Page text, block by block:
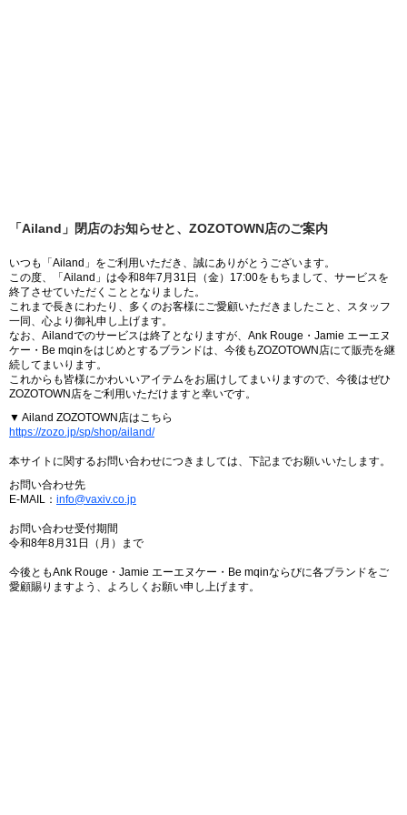
「Ailand」閉店のお知らせと、ZOZOTOWN店のご案内
いつも「Ailand」をご利用いただき、誠にありがとうございます。
この度、「Ailand」は令和8年7月31日（金）17:00をもちまして、サービスを
終了させていただくこととなりました。
これまで長きにわたり、多くのお客様にご愛顧いただきましたこと、スタッフ
一同、心より御礼申し上げます。
なお、Ailandでのサービスは終了となりますが、Ank Rouge・Jamie エーエヌ
ケー・Be mqinをはじめとするブランドは、今後もZOZOTOWN店にて販売を継
続してまいります。
これからも皆様にかわいいアイテムをお届けしてまいりますので、今後はぜひ
ZOZOTOWN店をご利用いただけますと幸いです。
▼ Ailand ZOZOTOWN店はこちら
https://zozo.jp/sp/shop/ailand/
本サイトに関するお問い合わせにつきましては、下記までお願いいたします。
お問い合わせ先
E-MAIL： info@vaxiv.co.jp
お問い合わせ受付期間
令和8年8月31日（月）まで
今後ともAnk Rouge・Jamie エーエヌケー・Be mqinならびに各ブランドをご
愛顧賜りますよう、よろしくお願い申し上げます。